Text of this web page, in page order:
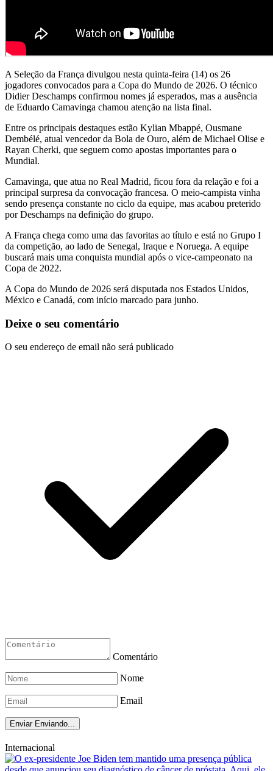
A Seleção da França divulgou nesta quinta-feira (14) os 26
jogadores convocados para a Copa do Mundo de 2026. O técnico
Didier Deschamps confirmou nomes já esperados, mas a ausência
de Eduardo Camavinga chamou atenção na lista final.
Entre os principais destaques estão Kylian Mbappé, Ousmane
Dembélé, atual vencedor da Bola de Ouro, além de Michael Olise e
Rayan Cherki, que seguem como apostas importantes para o
Mundial.
Camavinga, que atua no Real Madrid, ficou fora da relação e foi a
principal surpresa da convocação francesa. O meio-campista vinha
sendo presença constante no ciclo da equipe, mas acabou preterido
por Deschamps na definição do grupo.
A França chega como uma das favoritas ao título e está no Grupo I
da competição, ao lado de Senegal, Iraque e Noruega. A equipe
buscará mais uma conquista mundial após o vice-campeonato na
Copa de 2022.
A Copa do Mundo de 2026 será disputada nos Estados Unidos,
México e Canadá, com início marcado para junho.
Deixe o seu comentário
O seu endereço de email não será publicado
Comentário
Nome
Email
Enviar Enviando...
Internacional